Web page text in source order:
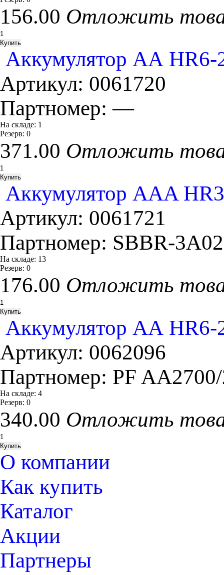
156.00 Отложить
Аккумулятор АА HR6-
Артикул: 0061720
Партномер:—
На складе: 1
Резерв: 0
371.00 Отложить
Аккумулятор ААA
Артикул: 0061721
Партномер: SBBR-
На складе: 13
Резерв: 0
176.00 Отложить
Аккумулятор АА
Артикул: 0062096
Партномер: PF
На складе: 4
Резерв: 0
340.00 Отложить
О компании
Как купить
Каталог
Акции
Партнеры